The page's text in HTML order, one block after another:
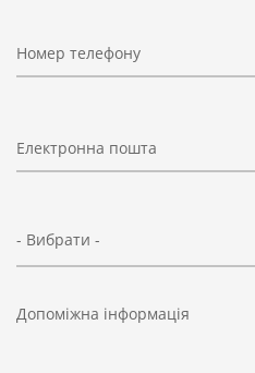
Номер телефону
Електронна пошта
- Вибрати -
Допоміжна інформація